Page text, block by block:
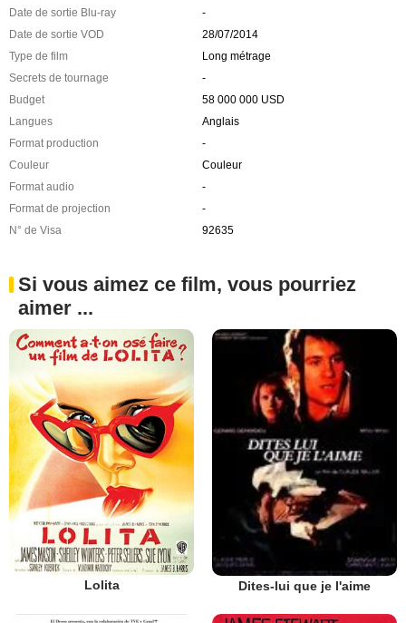
Date de sortie Blu-ray
-
Date de sortie VOD
28/07/2014
Type de film
Long métrage
Secrets de tournage
-
Budget
58 000 000 USD
Langues
Anglais
Format production
-
Couleur
Couleur
Format audio
-
Format de projection
-
N° de Visa
92635
Si vous aimez ce film, vous pourriez
aimer ...
Lolita Dites-lui que je l'aime